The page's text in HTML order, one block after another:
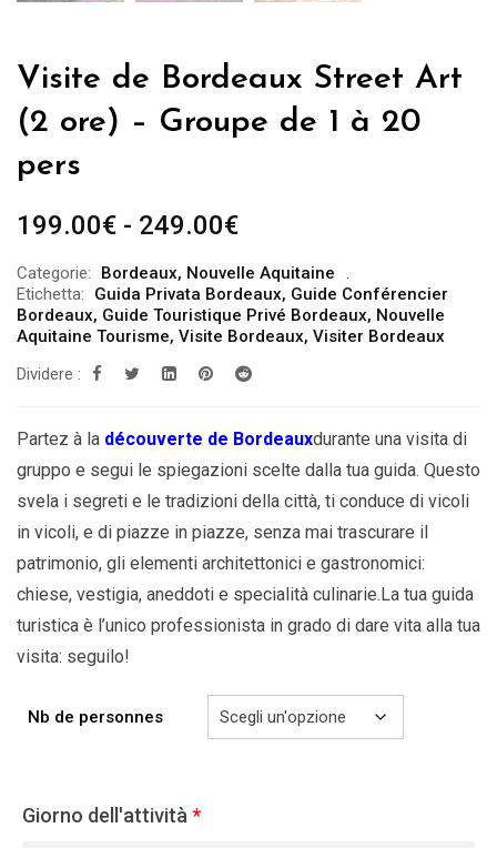
Visite de Bordeaux Street Art
(2 ore) – Groupe de 1 à 20
pers
199.00€ - 249.00€Fascia
prezzo:
da
199.00€
a
Categorie: Bordeaux, Nouvelle Aquitaine
Etichetta:
Guida Privata Bordeaux, Guide Conférencier
Bordeaux, Guide Touristique Privé Bordeaux, Nouvelle
Aquitaine Tourisme, Visite Bordeaux, Visiter Bordeaux
Dividere :
Partez à la découverte de Bordeauxdurante una visita di
gruppo e segui le spiegazioni scelte dalla tua guida. Questo
svela i segreti e le tradizioni della città, ti conduce di vicoli
in vicoli, e di piazze in piazze, senza mai trascurare il
patrimonio, gli elementi architettonici e gastronomici:
chiese, vestigia, aneddoti e specialità culinarie.La tua guida
turistica è l’unico professionista in grado di dare vita alla tua
visita: seguilo!
Nb de personnes
Giorno dell'attività *